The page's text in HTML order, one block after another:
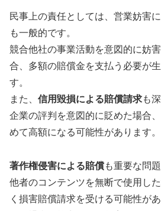
民事上の責任としては、営業妨害
も一般的です。
競合他社の事業活動を意図的に妨
合、多額の賠償金を支払う必要が
す。
また、 信用毀損による賠償請求も
企業の評判を意図的に貶めた場合
めて高額になる可能性があります。
著作権侵害による賠償も重要な問題
他者のコンテンツを無断で使用し
く損害賠償請求を受ける可能性があ